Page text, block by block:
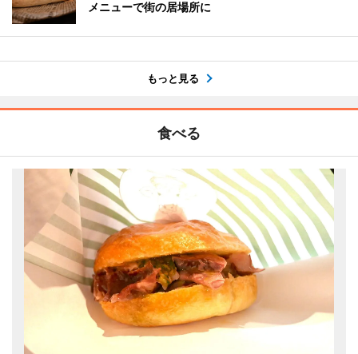
メニューで街の居場所に
もっと見る
食べる